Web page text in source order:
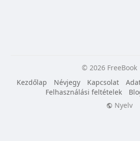
© 2026 FreeBook
Kezdőlap
Névjegy Kapcsolat
Felhasználási feltételek
Nyelv